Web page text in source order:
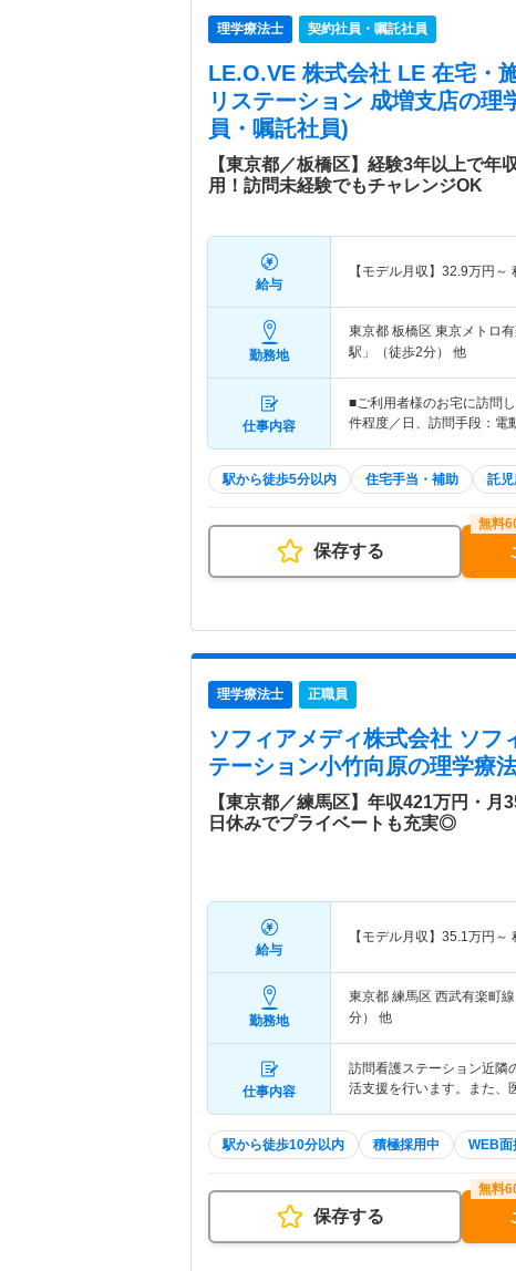
理学療法士 契約社員・嘱託社員
LE.O.VE 株式会社 LE 在宅・
リステーション 成増支店の理
員・嘱託社員)
【東京都／板橋区】経験3年以上で年
用！訪問未経験でもチャレンジOK
給与
【モデル月収】 32.9万円～
勤務地
東京都 板橋区 東京メトロ
駅」（徒歩2分） 他
仕事内容
■ご利用者様のお宅に訪問
件程度／日、訪問手段：
駅から徒歩5分以内 住宅手当・補助 託
保存する
理学療法士 正職員
ソフィアメディ株式会社 ソフ
テーション小竹向原の理学療
【東京都／練馬区】年収421万円・月
日休みでプライベートも充実◎
給与
【モデル月収】 35.1万円～
勤務地
東京都 練馬区 西武有楽町
分） 他
仕事内容
訪問看護ステーション近隣
活支援を行います。また
駅から徒歩10分以内 積極採用中 WEB面
保存する